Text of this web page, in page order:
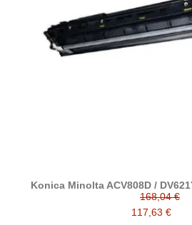
Konica Minolta ACV808D /
reciclado
168,04 €
117,63 €